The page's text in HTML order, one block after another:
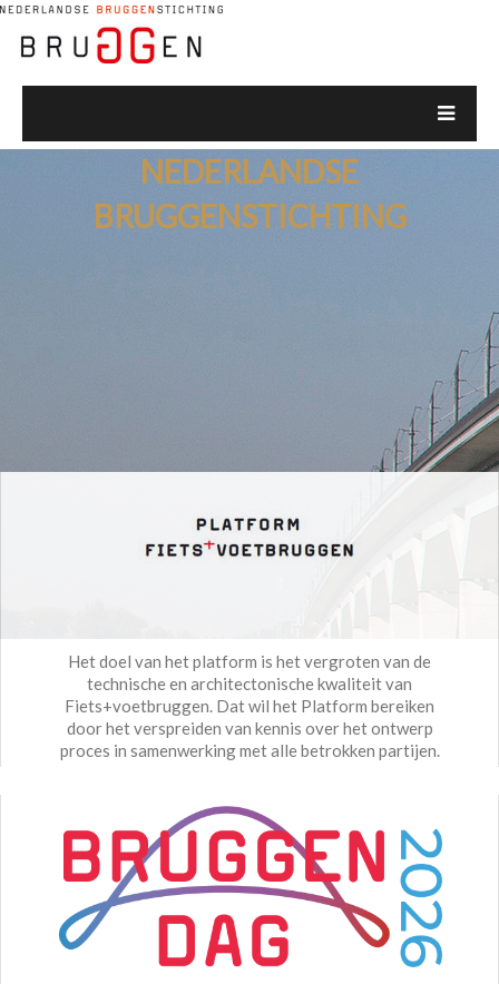
NEDERLANDSE
BRUGGENSTICHTING
Het doel van het platform is het vergroten van de
technische en architectonische kwaliteit van
Fiets+voetbruggen. Dat wil het Platform bereiken
door het verspreiden van kennis over het ontwerp
proces in samenwerking met alle betrokken partijen.